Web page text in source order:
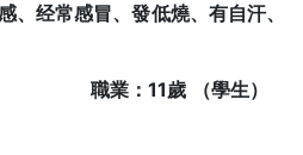
、经常感冒、發低燒、有自汗、
職業： 11歲
（學生）